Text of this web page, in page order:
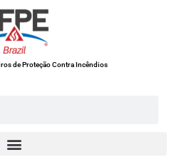
de Proteção Contra Incêndios